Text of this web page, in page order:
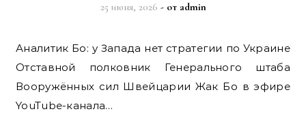
25 июня, 2026 - от admin
Аналитик Бо: у Запада нет стратегии по Украине
Отставной полковник Генерального штаба
Вооружённых сил Швейцарии Жак Бо в эфире
YouTube-канала…